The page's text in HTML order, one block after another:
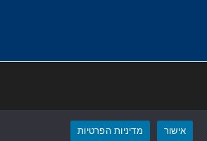
אישור מדיניות הפרטיות